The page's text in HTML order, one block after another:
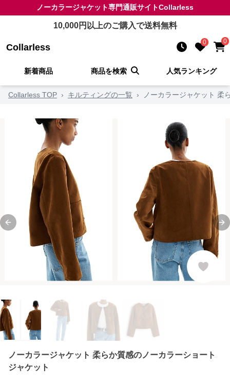
ノーカラージャケット専門通販サイトCollarless
10,000円以上のご購入で送料無料
Collarless 0 0
新着商品 商品を検索 人気ランキング
Collarless TOP › キルティングの一覧 › ノーカラージャケット 柔
Previous slide
ノーカラージャケット 柔らか質感のノーカラーショート
ジャケット